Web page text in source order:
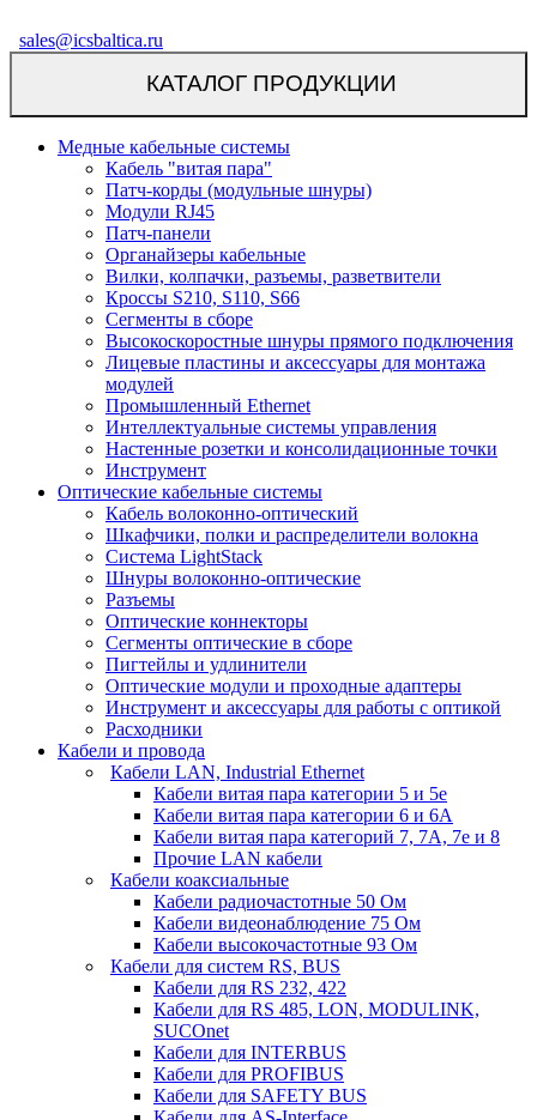
sales@icsbaltica.ru
КАТАЛОГ ПРОДУКЦИИ
Медные кабельные системы
Кабель "витая пара"
Патч-корды (модульные шнуры)
Модули RJ45
Патч-панели
Органайзеры кабельные
Вилки, колпачки, разъемы, разветвители
Кроссы S210, S110, S66
Сегменты в сборе
Высокоскоростные шнуры прямого подключения
Лицевые пластины и аксессуары для монтажа
модулей
Промышленный Ethernet
Интеллектуальные системы управления
Настенные розетки и консолидационные точки
Инструмент
Оптические кабельные системы
Кабель волоконно-оптический
Шкафчики, полки и распределители волокна
Система LightStack
Шнуры волоконно-оптические
Разъемы
Оптические коннекторы
Сегменты оптические в сборе
Пигтейлы и удлинители
Оптические модули и проходные адаптеры
Инструмент и аксессуары для работы с оптикой
Расходники
Кабели и провода
Кабели LAN, Industrial Ethernet
Кабели витая пара категории 5 и 5е
Кабели витая пара категории 6 и 6A
Кабели витая пара категорий 7, 7А, 7е и 8
Прочие LAN кабели
Кабели коаксиальные
Кабели радиочастотные 50 Ом
Кабели видеонаблюдение 75 Ом
Кабели высокочастотные 93 Ом
Кабели для систем RS, BUS
Кабели для RS 232, 422
Кабели для RS 485, LON, MODULINK,
SUCOnet
Кабели для INTERBUS
Кабели для PROFIBUS
Кабели для SAFETY BUS